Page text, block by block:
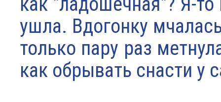
ушла. Вдогонку
только пару раз
как обрывать снасти у